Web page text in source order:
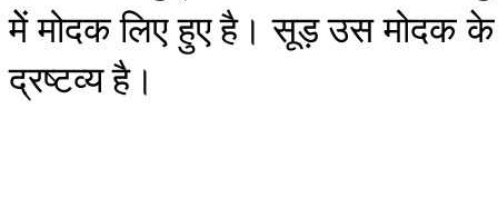
मेेंमोदकलिएहुएहै। सूड़उसमोदकके
द्रष्टव्यहै।